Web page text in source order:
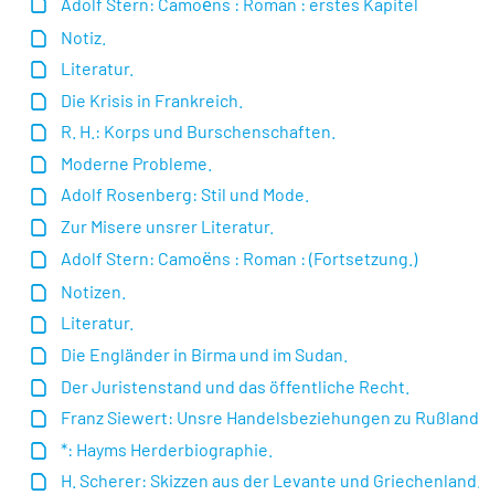
Notiz.
Literatur.
Die Krisis in Frankreich.
R. H.: Korps und Burschenschaften.
Moderne Probleme.
Adolf Rosenberg: Stil und Mode.
Zur Misere unsrer Literatur.
Adolf Stern: Camoёns : Roman : (Fortsetzung.)
Notizen.
Literatur.
Die Engländer in Birma und im Sudan.
Der Juristenstand und das öffentliche Recht.
Franz Siewert: Unsre Handelsbeziehungen zu Rußland.
*: Hayms Herderbiographie.
H. Scherer: Skizzen aus der Levante und Griechenland.